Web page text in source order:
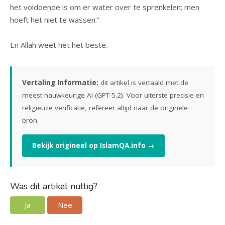
het voldoende is om er water over te sprenkelen; men
hoeft het niet te wassen.”
En Allah weet het het beste.
Vertaling Informatie: dit artikel is vertaald met de
meest nauwkeurige AI (GPT-5.2). Voor uiterste precisie en
religieuze verificatie, refereer altijd naar de originele
bron.
Bekijk origineel op IslamQA.info →
Was dit artikel nuttig?
Ja Nee